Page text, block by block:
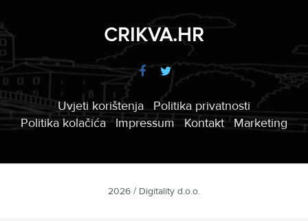
CRIKVA.HR
Uvjeti korištenja
Politika privatnosti
Politika kolačića
Impressum Kontakt Marketing
2026 / Digitality d.o.o.